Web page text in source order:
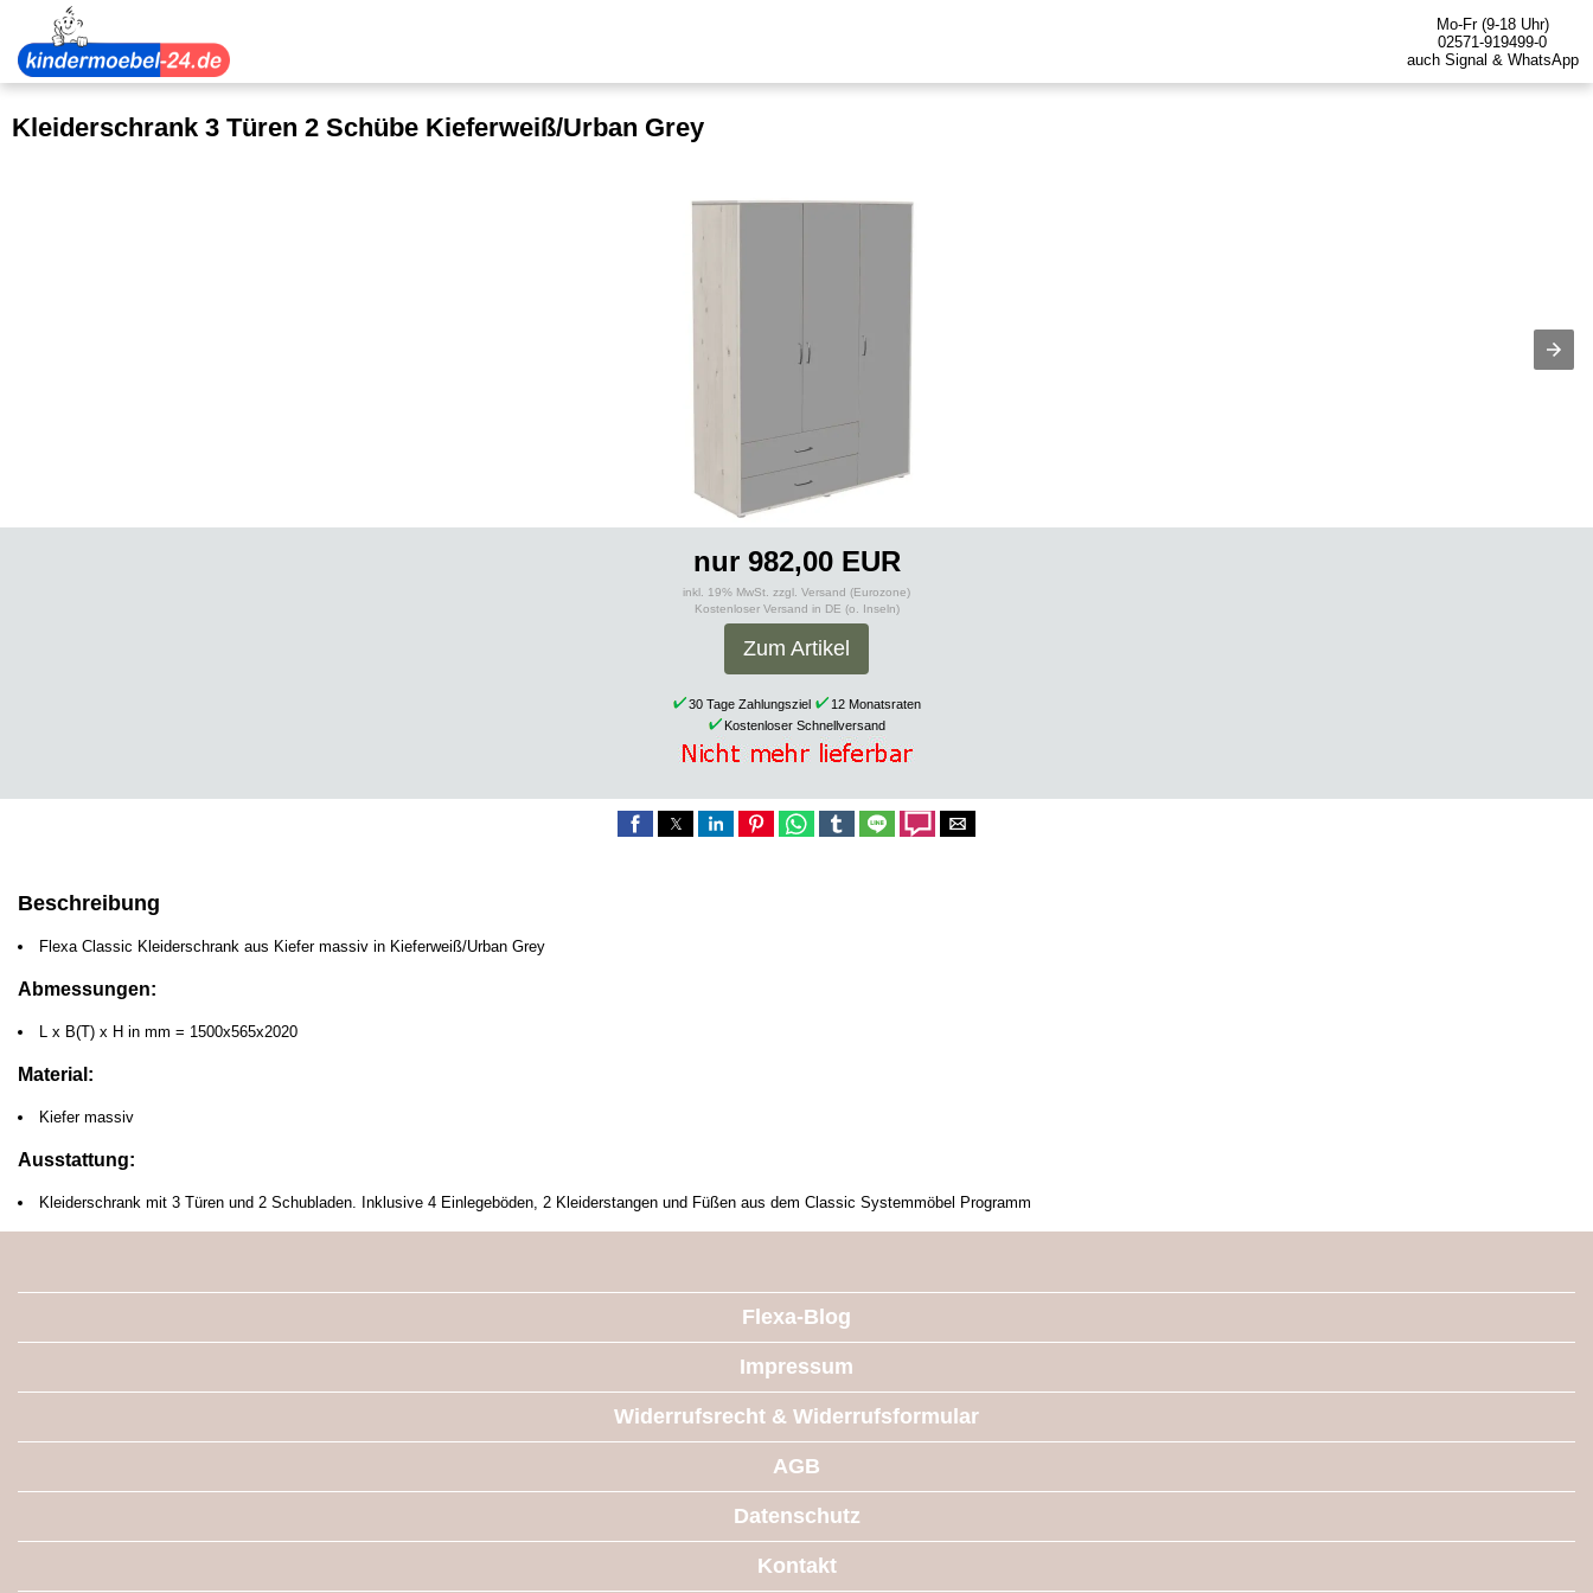
Mo-Fr (9-18 Uhr)
02571-919499-0
auch Signal & WhatsApp
Kleiderschrank 3 Türen 2 Schübe Kieferweiß/Urban Grey
nur 982,00 EUR
inkl. 19% MwSt. zzgl. Versand (Eurozone)
Kostenloser Versand in DE (o. Inseln)
Zum Artikel
30 Tage Zahlungsziel
12 Monatsraten
Kostenloser Schnellversand
Beschreibung
Flexa Classic Kleiderschrank aus Kiefer massiv in Kieferweiß/Urban Grey
Abmessungen:
L x B(T) x H in mm = 1500x565x2020
Material:
Kiefer massiv
Ausstattung:
Kleiderschrank mit 3 Türen und 2 Schubladen. Inklusive 4 Einlegeböden, 2 Kleiderstangen und Füßen aus dem Classic Systemmöbel Programm
Flexa-Blog
Impressum
Widerrufsrecht & Widerrufsformular
AGB
Datenschutz
Kontakt